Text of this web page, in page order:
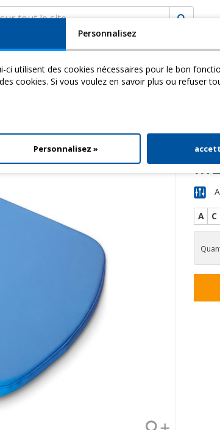
Download
A C
Personnalisez
ci utilisent des cookies nécessaires pour le bon
cookies. Si vous voulez en savoir plus ou refuser
Personnalisez »